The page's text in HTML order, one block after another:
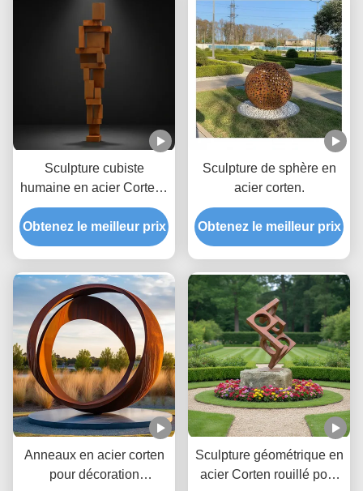
Sculpture cubiste
humaine en acier Corten |
Grande statue métallique
pour l'art public
Obtenez le meilleur prix
Sculpture de sphère en
acier corten.
Obtenez le meilleur prix
Anneaux en acier corten
pour décoration
Sculpture géométrique en
acier Corten rouillé pour